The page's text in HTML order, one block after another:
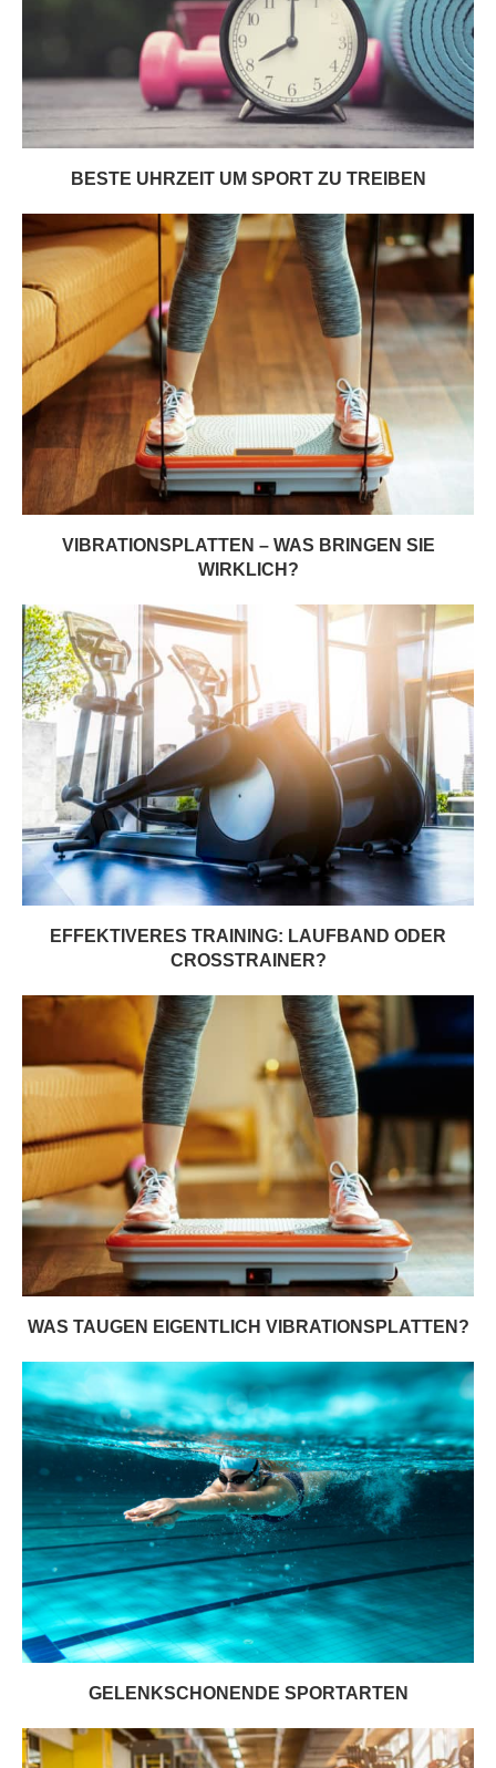
BESTE UHRZEIT UM SPORT ZU TREIBEN
VIBRATIONSPLATTEN – WAS BRINGEN SIE
WIRKLICH?
EFFEKTIVERES TRAINING: LAUFBAND ODER
CROSSTRAINER?
WAS TAUGEN EIGENTLICH VIBRATIONSPLATTEN?
GELENKSCHONENDE SPORTARTEN